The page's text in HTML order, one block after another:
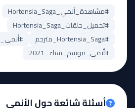
#مشاهدة_أنمي_Hortensia_Saga
#تحميل_حلقات_Hortensia_Saga
#Hortensia_Saga_مترجم
#أنمي_
#أنمي_موسم_شتاء_2021
أسئلة شائعة حول الأنمي